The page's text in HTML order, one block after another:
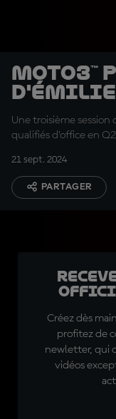
Moto3™
Une troisième
qualifiés d'office en
21 sept. 2024
PARTAGER
Créez dès
profitez de
newletter, qui
vidéos